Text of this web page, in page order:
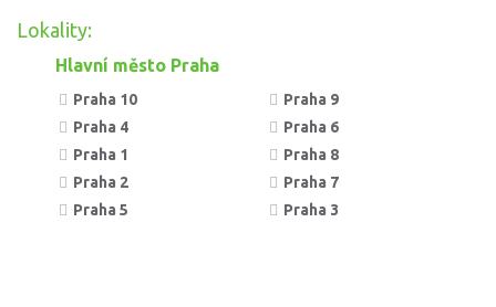
Lokality:
Hlavní město Praha
Praha 10
Praha 4
Praha 1
Praha 2
Praha 5
Praha 9
Praha 6
Praha 8
Praha 7
Praha 3